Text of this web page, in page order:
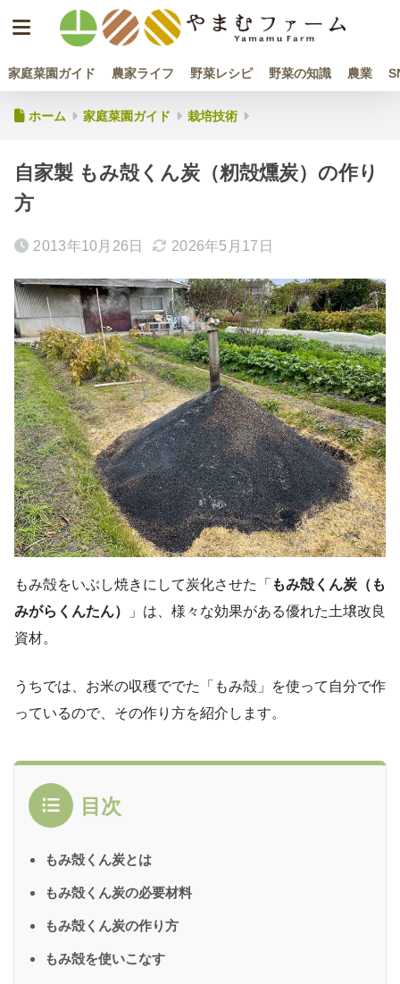
家庭菜園ガイド 農家ライフ 野菜レシピ 野菜の知識 農業
ホーム 家庭菜園ガイド 栽培技術
自家製 もみ殻くん炭（籾殻燻炭）の作り
方
2013年10月26日 2026年5月17日
もみ殻をいぶし焼きにして炭化させた「 もみ殻くん炭（も
みがらくんたん）
」は、様々な効果がある優れた土壌改良
資材。
うちでは、お米の収穫ででた「もみ殻」を使って自分で作
っているので、その作り方を紹介します。
目次
もみ殻くん炭とは
もみ殻くん炭の必要材料
もみ殻くん炭の作り方
もみ殻を使いこなす